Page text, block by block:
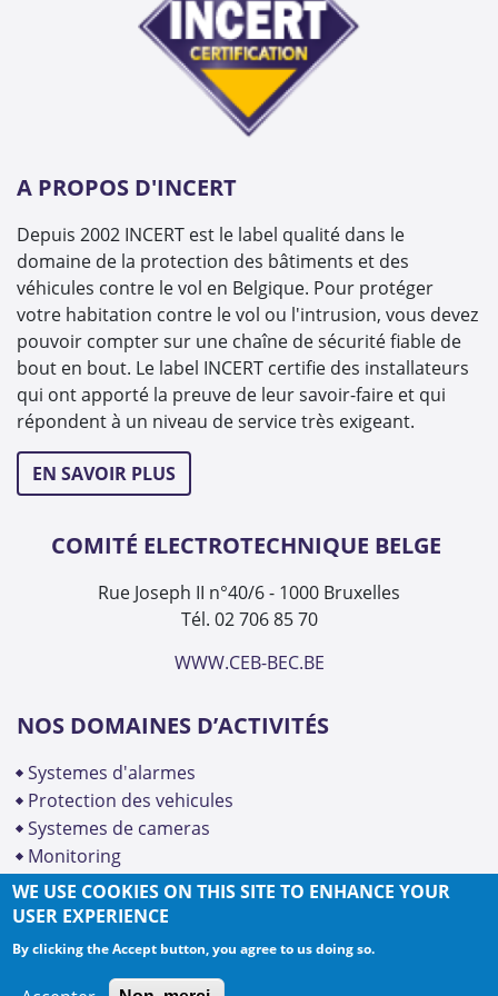
A PROPOS D'INCERT
Depuis 2002 INCERT est le label qualité dans le
domaine de la protection des bâtiments et des
véhicules contre le vol en Belgique. Pour protéger
votre habitation contre le vol ou l'intrusion, vous devez
pouvoir compter sur une chaîne de sécurité fiable de
bout en bout. Le label INCERT certifie des installateurs
qui ont apporté la preuve de leur savoir-faire et qui
répondent à un niveau de service très exigeant.
EN SAVOIR PLUS
COMITÉ ELECTROTECHNIQUE BELGE
Rue Joseph II n°40/6 - 1000 Bruxelles
Tél. 02 706 85 70
WWW.CEB-BEC.BE
NOS DOMAINES D’ACTIVITÉS
systemes d'alarmes
protection des vehicules
systemes de cameras
monitoring
Copyright © INCERT 2026
conditions d'utilisation
WE USE COOKIES ON THIS SITE TO ENHANCE YOUR
USER EXPERIENCE
By clicking the Accept button, you agree to us doing so.